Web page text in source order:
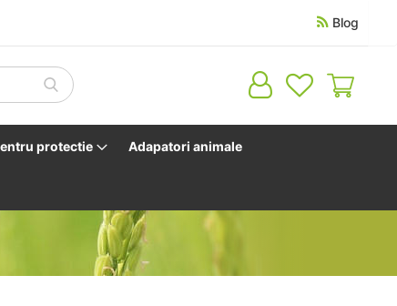
Blog
Cosul
protectie Adapatori animale